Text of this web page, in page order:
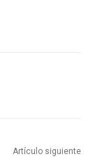
Artículo siguiente